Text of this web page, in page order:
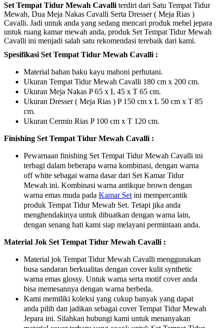
Set Tempat Tidur Mewah Cavalli terdiri dari Satu Tempat Tidur
Mewah, Dua Meja Nakas Cavalli Serta Dresser ( Meja Rias )
Cavalli. Jadi untuk anda yang sedang mencari produk mebel jepara
untuk ruang kamar mewah anda, produk Set Tempat Tidur Mewah
Cavalli ini menjadi salah satu rekomendasi terebaik dari kami.
Spesifikasi Set Tempat Tidur Mewah Cavalli :
Material bahan baku kayu mahoni perhutani.
Ukuran Tempat Tidur Mewah Cavalli 180 cm x 200 cm.
Ukuran Meja Nakas P 65 x L 45 x T 65 cm.
Ukuran Dresser ( Meja Rias ) P 150 cm x L 50 cm x T 85
cm.
Ukuran Cermin Rias P 100 cm x T 120 cm.
Finishing Set Tempat Tidur Mewah Cavalli :
Pewarnaan finishing Set Tempat Tidur Mewah Cavalli ini
terbagi dalam beberapa warna kombinasi, dengan warna
off white sebagai warna dasar dari Set Kamar Tidur
Mewah ini. Kombinasi warna antikque brown dengan
warna emas muda pada Kamar Set ini mempercantik
produk Tempat Tidur Mewah Set. Tetapi jika anda
menghendakinya untuk dibuatkan dengan warna lain,
dengan senang hati kami siap melayani permintaan anda.
Material Jok Set Tempat Tidur Mewah Cavalli :
Material jok Tempat Tidur Mewah Cavalli menggunakan
busa sandaran berkualitas dengan cover kulit synthetic
warna emas glossy. Untuk warna serta motif cover anda
bisa memesannya dengan warna berbeda.
Kami memiliki koleksi yang cukup banyak yang dapat
anda pilih dan jadikan sebagai cover Tempat Tidur Mewah
Jepara ini. Silahkan hubungi kami untuk menanyakan